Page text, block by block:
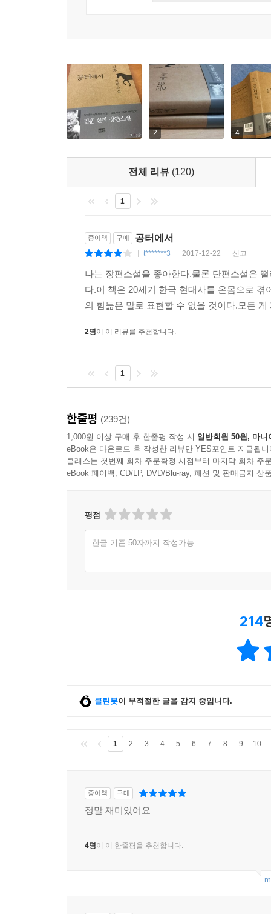
2 4
전체 리뷰 (120)
1
종이책 구매 공터에서
t*******3 2017-12-22 신고
나는 장편소설을 좋아한다.물론 단편소설은
다.이 책은 20세기 한국 현대사를 온몸으로
의 힘듦은 말로 표현할 수 없을 것이다.모든
2명이 이 리뷰를 추천합니다.
1
한줄평 (239건)
1,000원 이상 구매 후 한줄평 작성 시 일반회원 50원, 마니
eBook은 다운로드 후 작성한 리뷰만 YES포인트 지급됩니
클래스는 첫번째 회차 주문확정 시점부터 마지막 회차 주
eBook 페이백, CD/LP, DVD/Blu-ray, 패션 및 판매금지 상
평점
한글 기준 50자까지 작성가능
214
클린봇이 부적절한 글을 감지 중입니다.
1 2 3 4 5 6 7 8 9 10
종이책 구매
정말 재미있어요
4명이 이 한줄평을 추천합니다.